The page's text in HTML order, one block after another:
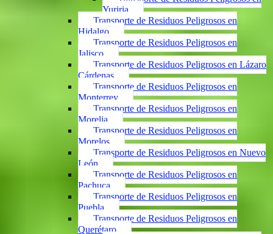
Yuriria
Transporte de Residuos Peligrosos en
Hidalgo
Transporte de Residuos Peligrosos en
Jalisco
Transporte de Residuos Peligrosos en Lázaro
Cárdenas
Transporte de Residuos Peligrosos en
Monterrey
Transporte de Residuos Peligrosos en
Morelia
Transporte de Residuos Peligrosos en
Morelos
Transporte de Residuos Peligrosos en Nuevo
León
Transporte de Residuos Peligrosos en
Pachuca
Transporte de Residuos Peligrosos en
Puebla
Transporte de Residuos Peligrosos en
Querétaro